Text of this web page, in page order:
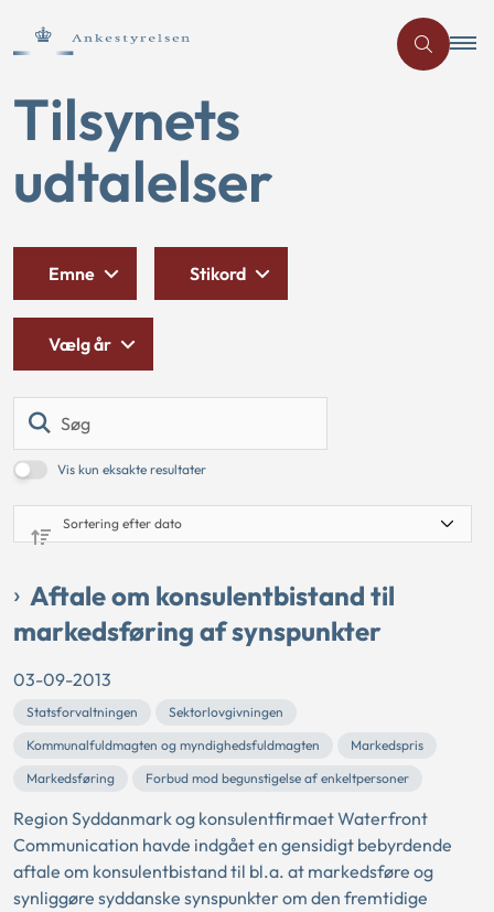
Tilsynets
udtalelser
Vis kun eksakte resultater
Emne Stikord
Vælg år
Aftale om konsulentbistand til
markedsføring af synspunkter
03-09-2013
Statsforvaltningen
Sektorlovgivningen
Kommunalfuldmagten og myndighedsfuldmagten
Markedspris
Markedsføring
Forbud mod begunstigelse af enkeltpersoner
Region Syddanmark og konsulentfirmaet Waterfront
Communication havde indgået en gensidigt bebyrdende
aftale om konsulentbistand til bl.a. at markedsføre og
synliggøre syddanske synspunkter om den fremtidige